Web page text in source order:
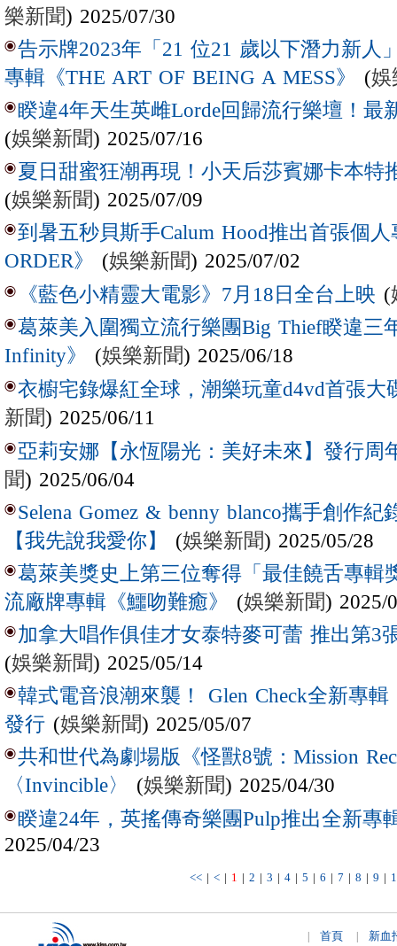
樂新聞) 2025/07/30
告示牌2023年「21 位21 歲以下潛力新人
專輯《THE ART OF BEING A MESS》
(娛
睽違4年天生英雌Lorde回歸流行樂壇！最
(娛樂新聞) 2025/07/16
夏日甜蜜狂潮再現！小天后莎賓娜卡本特
(娛樂新聞) 2025/07/09
到暑五秒貝斯手Calum Hood推出首張個人
ORDER》
(娛樂新聞) 2025/07/02
《藍色小精靈大電影》7月18日全台上映 (
葛萊美入圍獨立流行樂團Big Thief睽違三
Infinity》
(娛樂新聞) 2025/06/18
衣櫥宅錄爆紅全球，潮樂玩童d4vd首張大
新聞) 2025/06/11
亞莉安娜【永恆陽光：美好未來】發行周
聞) 2025/06/04
Selena Gomez & benny blanco攜手創作
【我先說我愛你】
(娛樂新聞) 2025/05/28
葛萊美獎史上第三位奪得「最佳饒舌專輯
流廠牌專輯《鱷吻難癒》
(娛樂新聞) 2025/
加拿大唱作俱佳才女泰特麥可蕾 推出第3
(娛樂新聞) 2025/05/14
韓式電音浪潮來襲！ Glen Check全新專輯
發行 (娛樂新聞) 2025/05/07
共和世代為劇場版《怪獸8號：Mission
〈Invincible〉
(娛樂新聞) 2025/04/30
睽違24年，英搖傳奇樂團Pulp推出全新專
2025/04/23
<<| <| 1 | 2 | 3 | 4| 5 | 6 | 7 | 8 | 9 |
首頁 新血